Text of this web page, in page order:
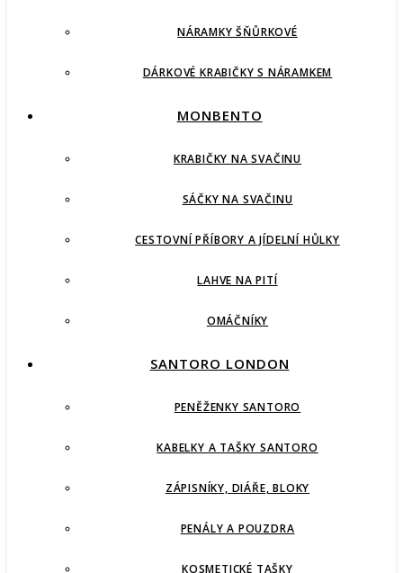
NÁRAMKY ŠŇŮRKOVÉ
DÁRKOVÉ KRABIČKY S NÁRAMKEM
MONBENTO
KRABIČKY NA SVAČINU
SÁČKY NA SVAČINU
CESTOVNÍ PŘÍBORY A JÍDELNÍ HŮLKY
LAHVE NA PITÍ
OMÁČNÍKY
SANTORO LONDON
PENĚŽENKY SANTORO
KABELKY A TAŠKY SANTORO
ZÁPISNÍKY, DIÁŘE, BLOKY
PENÁLY A POUZDRA
KOSMETICKÉ TAŠKY